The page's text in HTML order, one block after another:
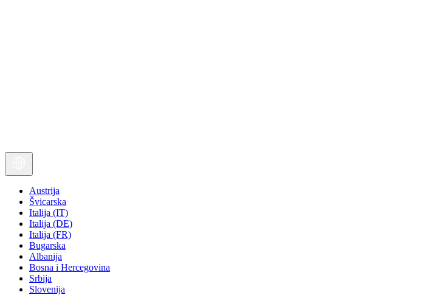
Austrija
Švicarska
Italija (IT)
Italija (DE)
Italija (FR)
Bugarska
Albanija
Bosna i Hercegovina
Srbija
Slovenija